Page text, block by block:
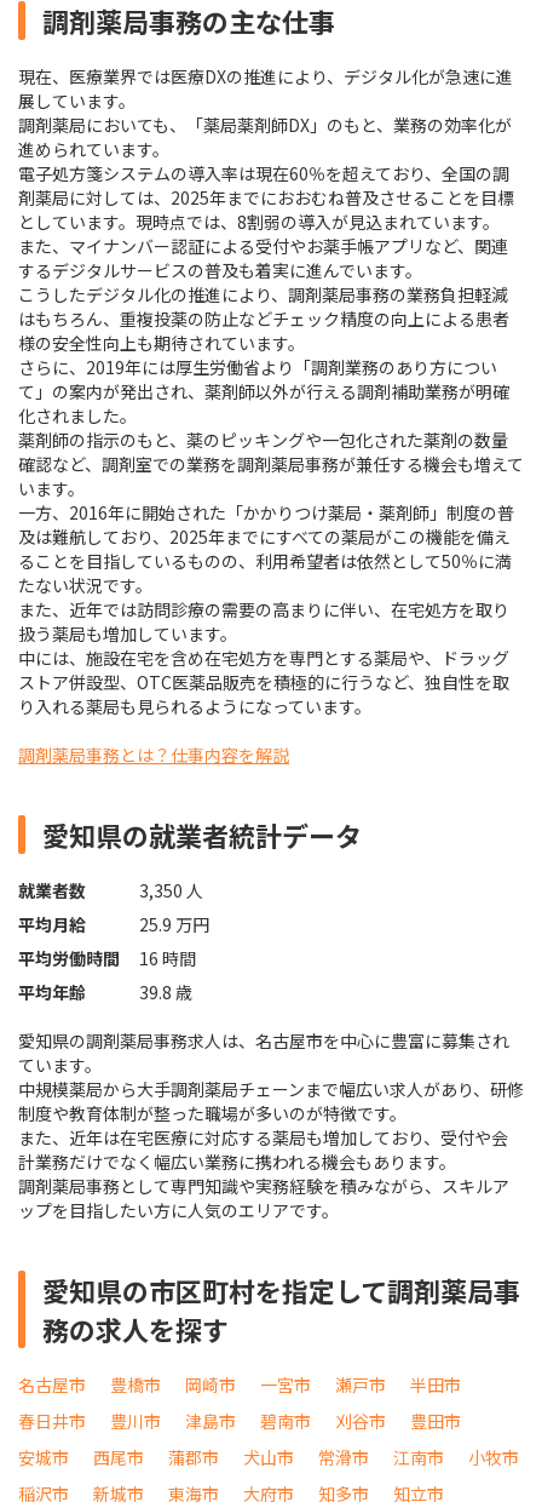
調剤薬局事務の主な仕事
現在、医療業界では医療DXの推進により、デジタル化が急速に進
展しています。
調剤薬局においても、「薬局薬剤師DX」のもと、業務の効率化が
進められています。
電子処方箋システムの導入率は現在60％を超えており、全国の調
剤薬局に対しては、2025年までにおおむね普及させることを目標
としています。現時点では、8割弱の導入が見込まれています。
また、マイナンバー認証による受付やお薬手帳アプリなど、関連
するデジタルサービスの普及も着実に進んでいます。
こうしたデジタル化の推進により、調剤薬局事務の業務負担軽減
はもちろん、重複投薬の防止などチェック精度の向上による患者
様の安全性向上も期待されています。
さらに、2019年には厚生労働省より「調剤業務のあり方につい
て」の案内が発出され、薬剤師以外が行える調剤補助業務が明確
化されました。
薬剤師の指示のもと、薬のピッキングや一包化された薬剤の数量
確認など、調剤室での業務を調剤薬局事務が兼任する機会も増えて
います。
一方、2016年に開始された「かかりつけ薬局・薬剤師」制度の普
及は難航しており、2025年までにすべての薬局がこの機能を備え
ることを目指しているものの、利用希望者は依然として50％に満
たない状況です。
また、近年では訪問診療の需要の高まりに伴い、在宅処方を取り
扱う薬局も増加しています。
中には、施設在宅を含め在宅処方を専門とする薬局や、ドラッグ
ストア併設型、OTC医薬品販売を積極的に行うなど、独自性を取
り入れる薬局も見られるようになっています。
調剤薬局事務とは？仕事内容を解説
愛知県の就業者統計データ
就業者数
3,350 人
平均月給
25.9 万円
平均労働時間
16 時間
平均年齢
39.8 歳
愛知県の調剤薬局事務求人は、名古屋市を中心に豊富に募集され
ています。
中規模薬局から大手調剤薬局チェーンまで幅広い求人があり、研修
制度や教育体制が整った職場が多いのが特徴です。
また、近年は在宅医療に対応する薬局も増加しており、受付や会
計業務だけでなく幅広い業務に携われる機会もあります。
調剤薬局事務として専門知識や実務経験を積みながら、スキルア
ップを目指したい方に人気のエリアです。
愛知県の市区町村を指定して調剤薬局事
務の求人を探す
名古屋市 豊橋市 岡崎市 一宮市 瀬戸市
半田市
春日井市
豊川市 津島市 碧南市 刈谷市
豊田市
安城市
西尾市 蒲郡市 犬山市 常滑市 江南市
小牧市
稲沢市
新城市 東海市 大府市 知多市 知立市